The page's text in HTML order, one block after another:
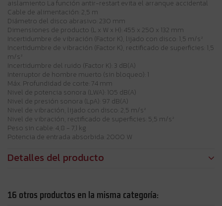
aislamiento La función antir-restart evita el arranque accidental
Cable de alimentación: 2,5 m
Diámetro del disco abrasivo: 230 mm
Dimensiones de producto (L x W x H): 455 x 250 x 132 mm
Incertidumbre de vibración (Factor K), lijado con disco: 1,5 m/s²
Incertidumbre de vibración (Factor K), rectificado de superficies: 1,5
m/s²
Incertidumbre del ruido (Factor K): 3 dB(A)
Interruptor de hombre muerto (sin bloqueo): 1
Máx. Profundidad de corte: 74 mm
Nivel de potencia sonora (LWA): 105 dB(A)
Nivel de presión sonora (LpA): 97 dB(A)
Nivel de vibración, lijado con disco: 2,5 m/s²
Nivel de vibración, rectificado de superficies: 5,5 m/s²
Peso sin cable: 4,8 - 7,1 kg
Potencia de entrada absorbida: 2000 W
Detalles del producto
16 otros productos en la misma categoría: